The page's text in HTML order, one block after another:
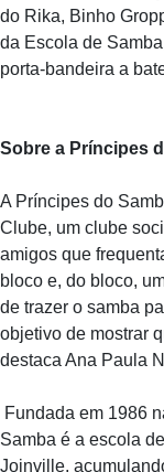
do Rika, Binho
da Escola de
porta-bandeira a
Sobre a Príncipes
A Príncipes do
Clube, um clube
amigos que
bloco e, do bloco,
de trazer o samba
objetivo de mostrar
destaca Ana Paula
Fundada em 1986
Samba é a escola
Joinville,